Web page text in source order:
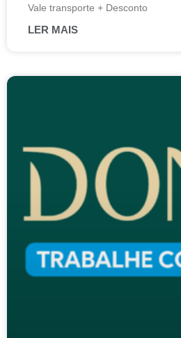
Vale transporte + Desconto
LER MAIS